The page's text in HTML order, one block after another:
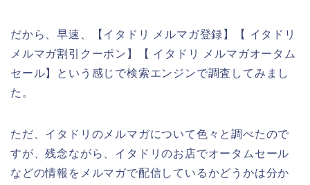
だから、早速、【イタドリ メルマガ登録】【 イタドリ
メルマガ割引クーポン】【 イタドリ メルマガオータム
セール】という感じで検索エンジンで調査してみまし
た。
ただ、イタドリのメルマガについて色々と調べたので
すが、残念ながら、イタドリのお店でオータムセール
などの情報をメルマガで配信しているかどうかは分か